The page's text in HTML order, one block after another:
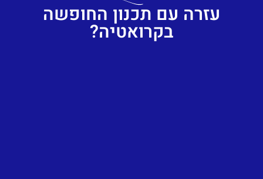
עזרה עם תכנון החופשה
בקרואטיה?